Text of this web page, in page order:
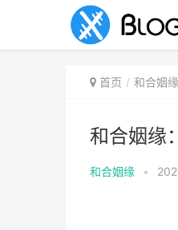
首页 和合姻缘
和合姻缘
和合姻缘 •